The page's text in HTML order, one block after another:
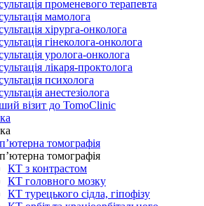
променевого терапевта
мамолога
хірурга-онколога
гінеколога-онколога
уролога-онколога
лікаря-проктолога
психолога
анестезіолога
візит до TomoClinic
томографія
томографія
КТ з контрастом
КТ головного мозку
КТ турецького сідла, гіпофізу